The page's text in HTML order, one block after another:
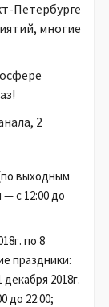
Петербурге
многие
2
выходным
с 12:00 до
по 8
праздники:
декабря 2018г.
до 22:00;